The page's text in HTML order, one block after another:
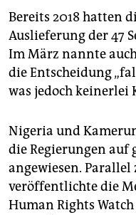
Bereits 2018 hatten
Auslieferung der 47
Im März nannte
die Entscheidung
was jedoch keinerlei
Nigeria und
die Regierungen auf
angewiesen.
veröffentlichte die
Human Rights